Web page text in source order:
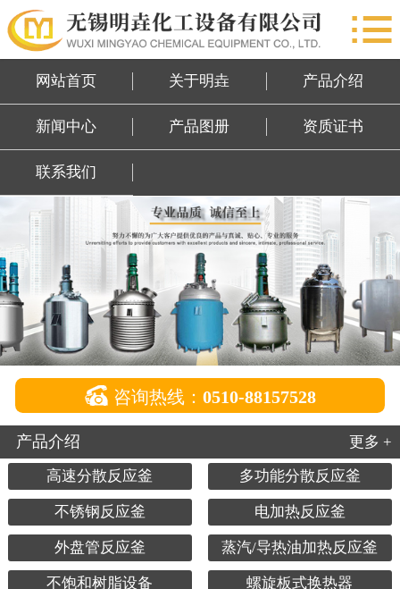
网站首页
产品图册
资质证书
联系我们

网站首页 关于明垚 产品介绍
新闻中心 产品图册 资质证书
联系我们
 咨询热线： 0510-88157528
产品介绍 更多 +
高速分散反应釜 多功能分散反应釜
不锈钢反应釜 电加热反应釜
外盘管反应釜 蒸汽/导热油加热反应釜
不饱和树脂设备 螺旋板式换热器